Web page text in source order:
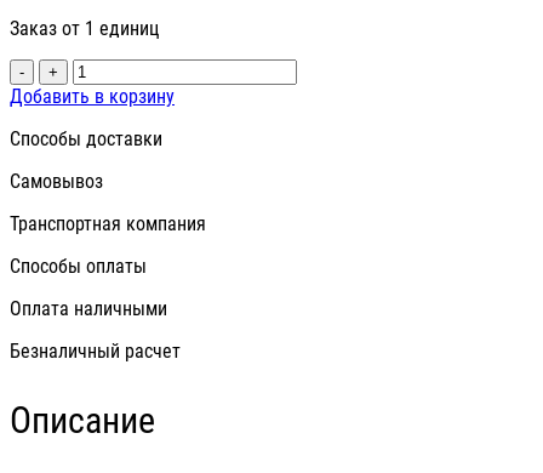
Заказ от 1 единиц
- +
Добавить в корзину
Способы доставки
Самовывоз
Транспортная компания
Способы оплаты
Оплата наличными
Безналичный расчет
Описание